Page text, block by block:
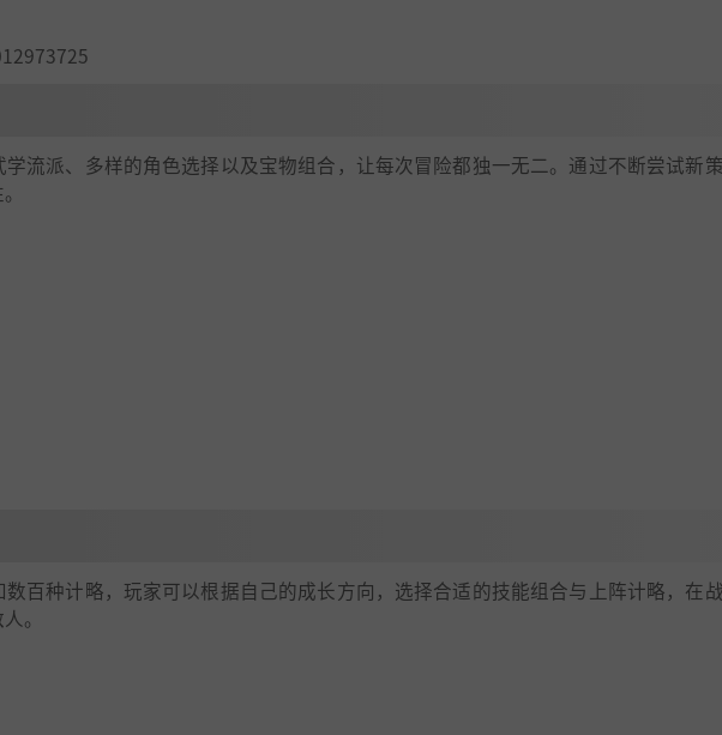
流派、多样的角色选择以及宝物组合，让每次冒险都独一无二。通过不断尝试新
百种计略，玩家可以根据自己的成长方向，选择合适的技能组合与上阵计略，在
。